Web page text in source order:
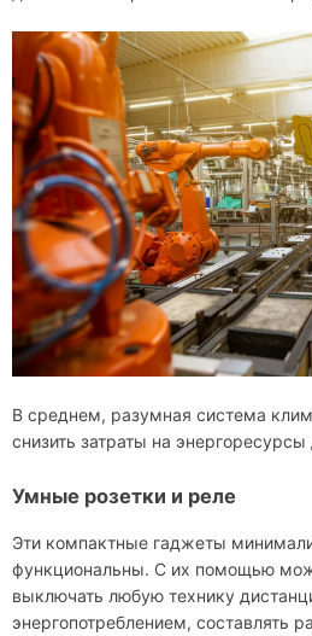
В среднем, разумная система
снизить затраты на энергоресурсы
Умные розетки и реле
Эти компактные гаджеты
функциональны. С их помощью
выключать любую технику
энергопотреблением, составлять